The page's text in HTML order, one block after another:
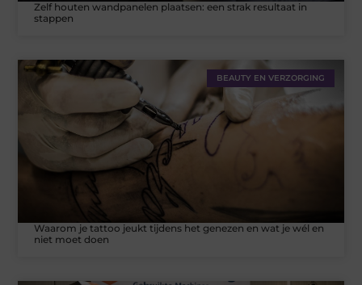
Zelf houten wandpanelen plaatsen: een strak resultaat in
stappen
BEAUTY EN VERZORGING
Waarom je tattoo jeukt tijdens het genezen en wat je wél en
niet moet doen